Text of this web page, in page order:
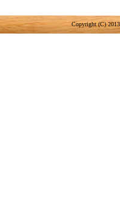
Copyright (C)